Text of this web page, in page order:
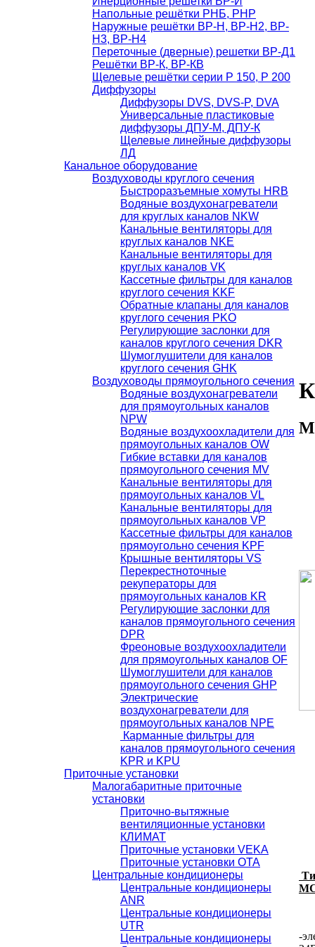
Напольные решётки РНБ, РНР
Наружные решётки ВР-Н, ВР-Н2, ВР-
Н3, ВР-Н4
Переточные (дверные) решетки ВР-Д1
Решётки ВР-К, ВР-КВ
Щелевые решётки серии Р 150, Р 200
Диффузоры
Диффузоры DVS, DVS-P, DVA
Универсальные пластиковые
диффузоры ДПУ-М, ДПУ-К
Щелевые линейные диффузоры
ЛД
Канальное оборудование
Воздуховоды круглого сечения
Быстроразъемные хомуты HRB
Водяные воздухонагреватели
для круглых каналов NKW
Канальные вентиляторы для
круглых каналов NKE
Канальные вентиляторы для
круглых каналов VK
Кассетные фильтры для каналов
круглого сечения KKF
Обратные клапаны для каналов
круглого сечения PKO
Регулирующие заслонки для
каналов круглого сечения DKR
Шумоглушители для каналов
круглого сечения GHK
Воздуховоды прямоугольного сечения
Водяные воздухонагреватели
для прямоугольных каналов
NPW
Водяные воздухоохладители для
прямоугольных каналов OW
Гибкие вставки для каналов
прямоугольного сечения MV
Канальные вентиляторы для
прямоугольных каналов VL
Канальные вентиляторы для
прямоугольных каналов VP
Кассетные фильтры для каналов
прямоугольно сечения KPF
Крышные вентиляторы VS
Перекрестноточные
рекуператоры для
прямоугольных каналов KR
Регулирующие заслонки для
каналов прямоугольного сечения
DРR
Фреоновые воздухоохладители
для прямоугольных каналов OF
Шумоглушители для каналов
прямоугольного сечения GHР
Электрические
воздухонагреватели для
прямоугольных каналов NPE
Карманные фильтры для
каналов прямоугольного сечения
KPR и KPU
Приточные установки
Малогабаритные приточные
установки
Приточно-вытяжные
вентиляционные установки
КЛИМАТ
Приточные установки VEKA
Приточные установки ОТА
Центральные кондиционеры
Центральные кондиционеры
ANR
Центральные кондиционеры
UTR
Центральные кондиционеры
-